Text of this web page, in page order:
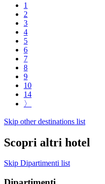
1
2
3
4
5
6
7
8
9
10
14
〉
Skip other destinations list
Scopri altri hotel
Skip Dipartimenti list